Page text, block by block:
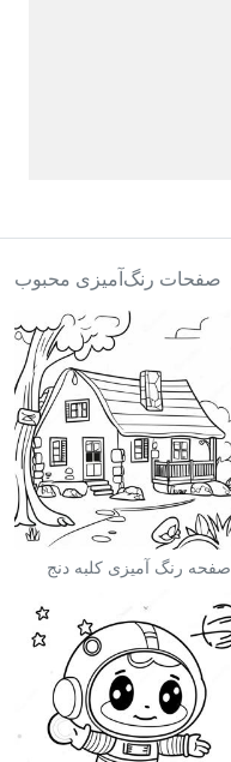
صفحات رنگ‌آمیزی محبوب
صفحه رنگ آمیزی کلبه دنج